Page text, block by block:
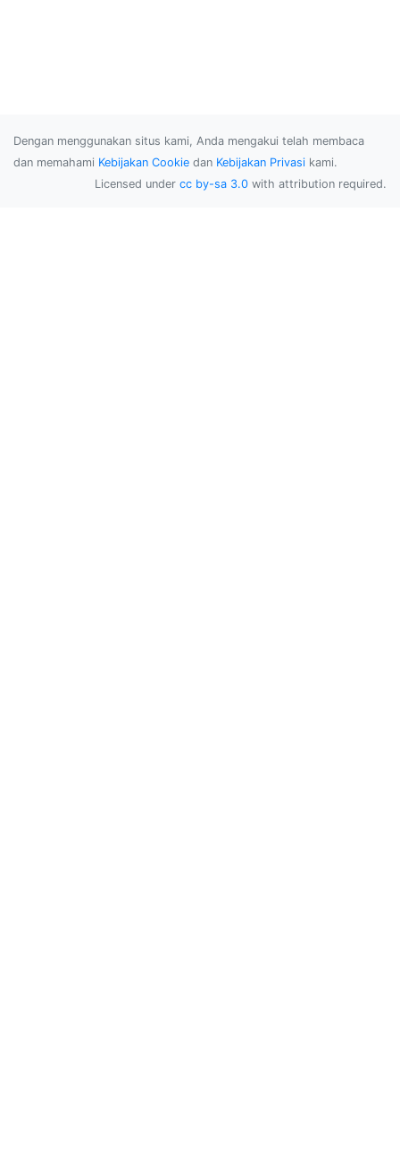
Dengan menggunakan situs kami, Anda mengakui telah membaca
dan memahami Kebijakan Cookie dan Kebijakan Privasi kami.
Licensed under cc by-sa 3.0 with attribution required.